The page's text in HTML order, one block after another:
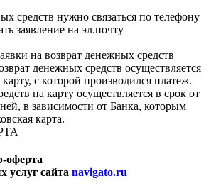
средств нужно связаться по телефону
заявление на эл.почту
на возврат денежных средств
денежных средств осуществляется
с которой производился платеж.
на карту осуществляется в срок от
в зависимости от Банка, которым
карта.
оферта
услуг сайта navigato.ru